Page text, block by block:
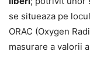
se situeaza pe
ORAC (Oxygen
masurare a valorii